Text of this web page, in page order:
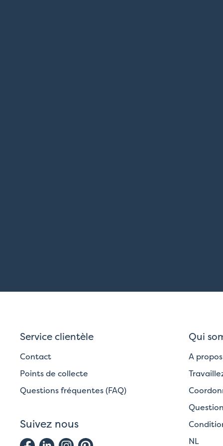
Service clientèle
Contact
Points de collecte
Questions fréquentes (FAQ)
Suivez nous
Qui
A
NL